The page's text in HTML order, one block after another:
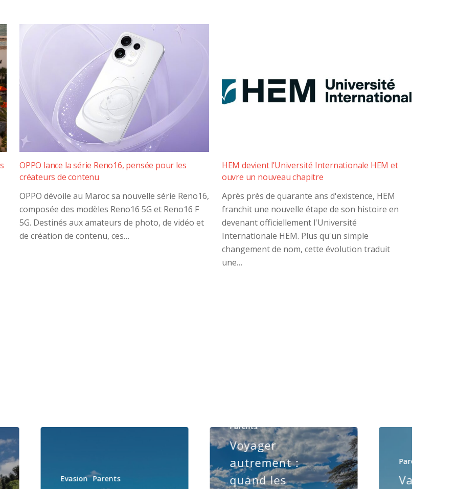
OPPO lance la série Reno16, pensée pour les
créateurs de contenu
OPPO dévoile au Maroc sa nouvelle série Reno16,
composée des modèles Reno16 5G et Reno16 F
5G. Destinés aux amateurs de photo, de vidéo et
de création de contenu, ces…
HEM devient l’Université Internationale HEM et
ouvre un nouveau chapitre
Après près de quarante ans d'existence, HEM
franchit une nouvelle étape de son histoire en
devenant officiellement l'Université
Internationale HEM. Plus qu'un simple
changement de nom, cette évolution traduit
une…
Evasion Parents
Parents
Voyager
autrement :
quand les
Parents
Vacances